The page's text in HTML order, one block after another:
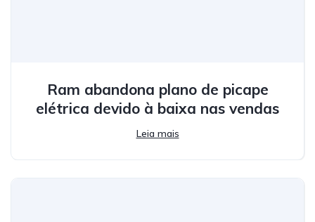
Ram abandona plano de picape
elétrica devido à baixa nas vendas
Leia mais